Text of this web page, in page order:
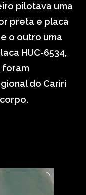
pilotava uma
preta e placa
e o outro uma
HUC-6534,
foram
do Cariri